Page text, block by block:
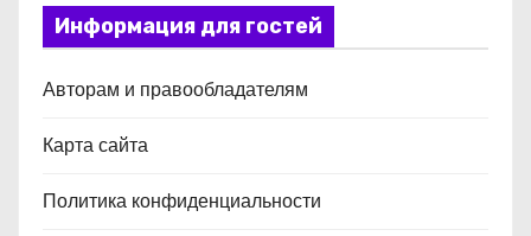
Информация для гостей
Авторам и правообладателям
Карта сайта
Политика конфиденциальности